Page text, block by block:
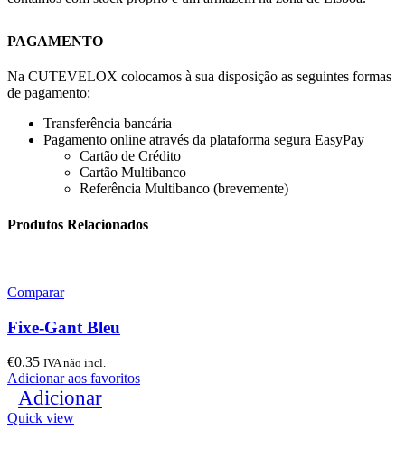
PAGAMENTO
Na CUTEVELOX colocamos à sua disposição as seguintes formas
de pagamento:
Transferência bancária
Pagamento online através da plataforma segura EasyPay
Cartão de Crédito
Cartão Multibanco
Referência Multibanco (brevemente)
Produtos Relacionados
Comparar
Fixe-Gant Bleu
€0.35 IVA não incl.
Adicionar aos favoritos
Adicionar
Quick view